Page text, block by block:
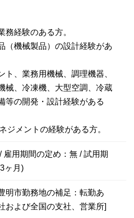
務経験のある方。
（機械製品）の設計経験があ
ト、業務用機械、調理機器、
械、冷凍機、大型空調、冷蔵
等の開発・設計経験がある
ジメントの経験がある方。
雇用期間の定め：無 / 試用期
ヶ月)
明市勤務地の補足：転勤あ
よび全国の支社、営業所]